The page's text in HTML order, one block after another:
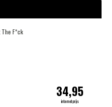
34,95
internetprijs